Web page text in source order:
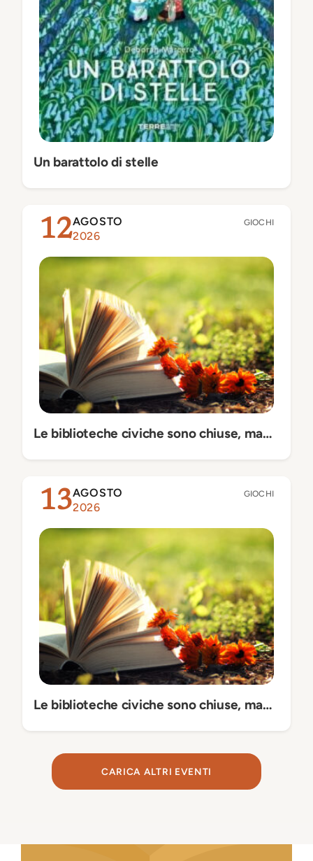
Un barattolo di stelle
12AGOSTO
2026
GIOCHI
Le biblioteche civiche sono chiuse, ma…
13AGOSTO
2026
GIOCHI
Le biblioteche civiche sono chiuse, ma…
CARICA ALTRI EVENTI